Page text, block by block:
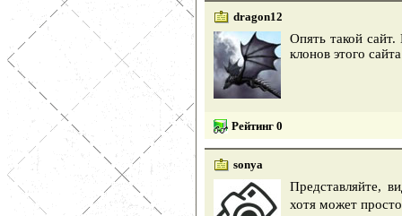
dragon12
Опять такой
клонов этого
Рейтинг 0
sonya
Представляйте,
хотя может